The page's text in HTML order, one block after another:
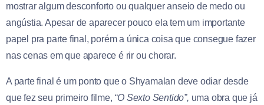
mostrar algum desconforto ou qualquer anseio de medo ou
angústia. Apesar de aparecer pouco ela tem um importante
papel pra parte final, porém a única coisa que consegue fazer
nas cenas em que aparece é rir ou chorar.
A parte final é um ponto que o Shyamalan deve odiar desde
que fez seu primeiro filme, “O Sexto Sentido”, uma obra que já